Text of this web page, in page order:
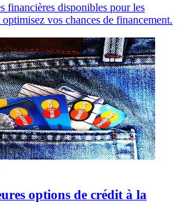
financières disponibles pour les
vos chances de financement.
options de crédit à la